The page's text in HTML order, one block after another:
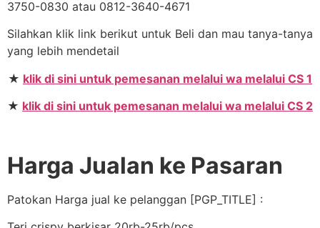
3750-0830 atau 0812-3640-4671
Silahkan klik link berikut untuk Beli dan mau tanya-tanya
yang lebih mendetail
★ klik di sini untuk pemesanan melalui wa melalui CS 1
★ klik di sini untuk pemesanan melalui wa melalui CS 2
Harga Jualan ke Pasaran
Patokan Harga jual ke pelanggan [PGP_TITLE] :